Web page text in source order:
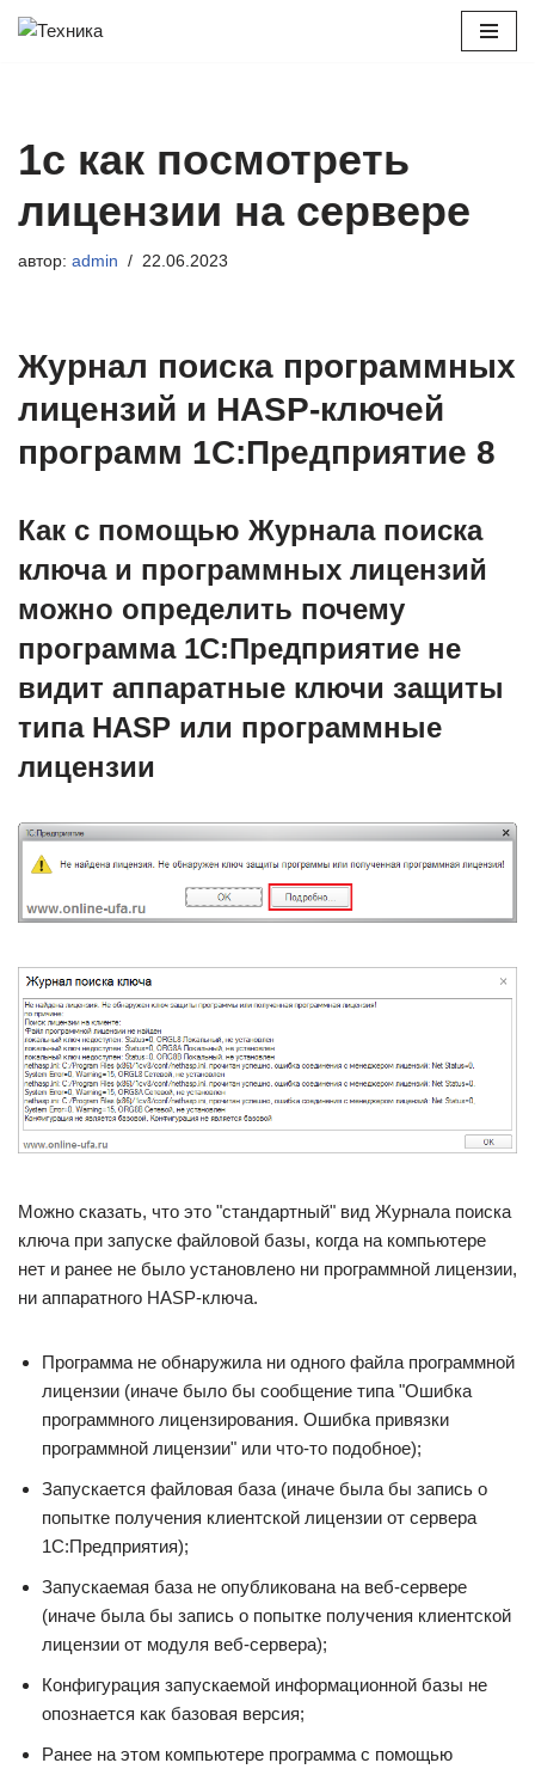
1с как посмотреть
лицензии на сервере
автор: admin 22.06.2023
Журнал поиска программных
лицензий и HASP-ключей
программ 1С:Предприятие 8
Как с помощью Журнала поиска
ключа и программных лицензий
можно определить почему
программа 1С:Предприятие не
видит аппаратные ключи защиты
типа HASP или программные
лицензии
Можно сказать, что это "стандартный" вид Журнала поиска
ключа при запуске файловой базы, когда на компьютере
нет и ранее не было установлено ни программной лицензии,
ни аппаратного HASP-ключа.
Программа не обнаружила ни одного файла программной
лицензии (иначе было бы сообщение типа "Ошибка
программного лицензирования. Ошибка привязки
программной лицензии" или что-то подобное);
Запускается файловая база (иначе была бы запись о
попытке получения клиентской лицензии от сервера
1С:Предприятия);
Запускаемая база не опубликована на веб-сервере
(иначе была бы запись о попытке получения клиентской
лицензии от модуля веб-сервера);
Конфигурация запускаемой информационной базы не
опознается как базовая версия;
Ранее на этом компьютере программа с помощью